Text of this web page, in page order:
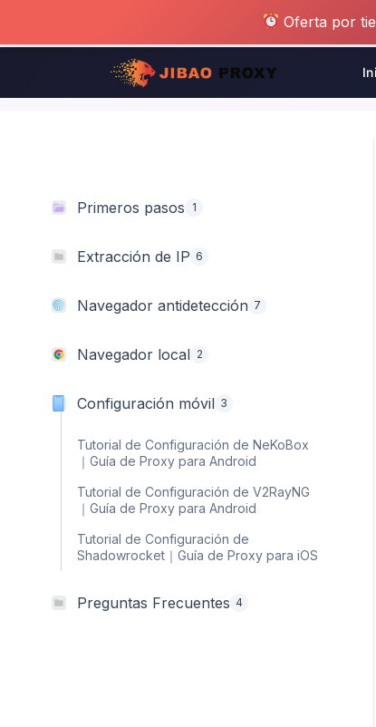
Oferta por
Primeros pasos 1
Extracción de IP 6
Navegador antidetección 7
Navegador local 2
Configuración móvil 3
Tutorial de Configuración de NeKoBox
｜Guía de Proxy para Android
Tutorial de Configuración de V2RayNG
｜Guía de Proxy para Android
Tutorial de Configuración de
Shadowrocket｜Guía de Proxy para iOS
Preguntas Frecuentes 4